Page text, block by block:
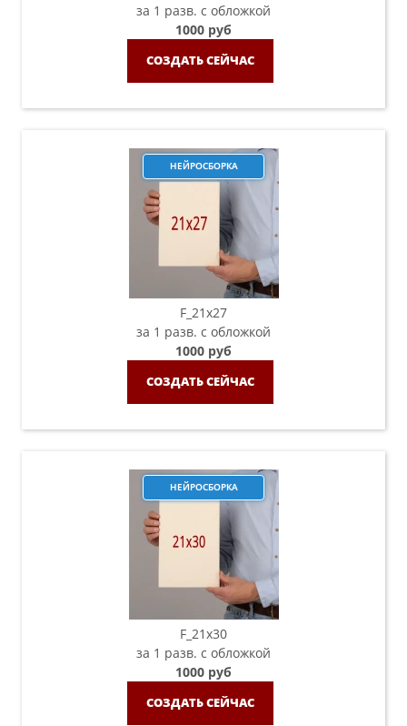
за 1 разв. с обложкой
1000 руб
СОЗДАТЬ СЕЙЧАС
НЕЙРОСБОРКА
F_21х27
за 1 разв. с обложкой
1000 руб
СОЗДАТЬ СЕЙЧАС
НЕЙРОСБОРКА
F_21х30
за 1 разв. с обложкой
1000 руб
СОЗДАТЬ СЕЙЧАС